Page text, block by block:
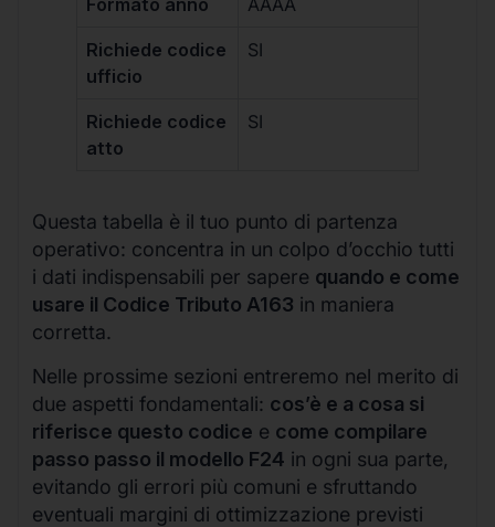
Formato anno AAAA
Richiede codice
ufficio
SI
Richiede codice
atto
SI
Questa tabella è il tuo punto di partenza
operativo: concentra in un colpo d’occhio tutti
i dati indispensabili per sapere quando e come
usare il Codice Tributo A163 in maniera
corretta.
Nelle prossime sezioni entreremo nel merito di
due aspetti fondamentali: cos’è e a cosa si
riferisce questo codice e come compilare
passo passo il modello F24 in ogni sua parte,
evitando gli errori più comuni e sfruttando
eventuali margini di ottimizzazione previsti